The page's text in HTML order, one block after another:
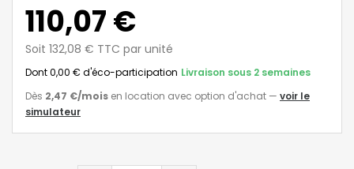
110,07 €
Soit 132,08 € TTC par unité
Dont 0,00 € d'éco-participation Livraison sous 2 semaines
Dès 2,47 €/mois en location avec option d'achat — voir le
simulateur